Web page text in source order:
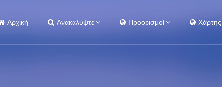
Αρχική Ανακαλύψτε Προορισμοί Χάρτης